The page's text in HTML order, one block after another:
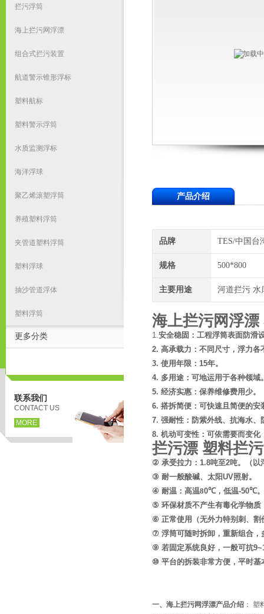
拦污浮筒
海上拦污网浮漂
组合式拦污装置
航道警示锥形浮标
塑料航标
塑料警示浮筒
水质监测浮标
海洋浮球
聚乙烯滚塑浮筒
养殖塑料浮筒
夹管道塑料浮筒
塑料浮球
抽沙管道浮体
塑料浮筒
更多分类
联系我们
CONTACT US
MORE
产品介绍
品牌 TES/中国台
规格 500*800
主要用途 河道拦污 水
海上拦污网浮漂
1.安全稳固：工程浮筒表面防滑
2. 高承载力：不同尺寸，浮力各
3. 使用年限： 15年。
4. 多用途：可地运用于各种领域
5. 经济实惠：保养维修费用少。
6. 搭拆简便：可快速且简便的安
7. 强耐性：防紫外线、抗海水
8. 机动可变性：可依需要而变化
拦污漂 塑料拦
② 承受拉力： 1.8吨至2吨。（以
③ 耐一般酸碱、太阳UV照射。
④ 耐温：高温80℃，低温-50℃。
⑤ 环保材质不产生有毒化学物质
⑥ 正常使用（无外力特别刺、割
⑦ 浮筒可随时拆卸，重新组合
⑨ 若固定系统良好，一般可抗
⑩ 平台的拆装非常方便，平时
一、 海上拦污网浮漂产品介绍 ：